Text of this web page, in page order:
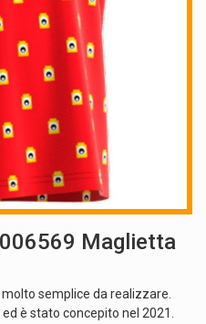
Maglietta
semplice da realizzare.
è stato concepito nel 2021.